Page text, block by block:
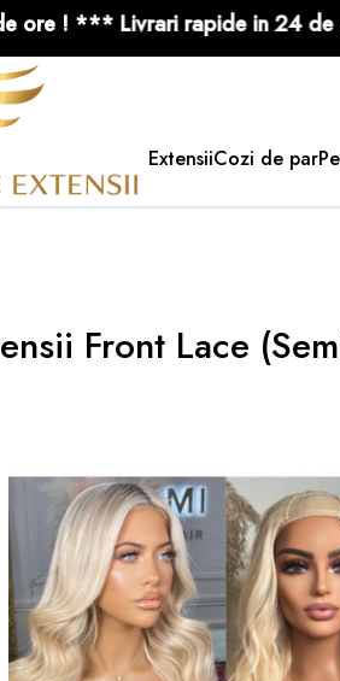
in 48 de ore ! *** Livrari
ExtensiiCozi de par
Front Lace